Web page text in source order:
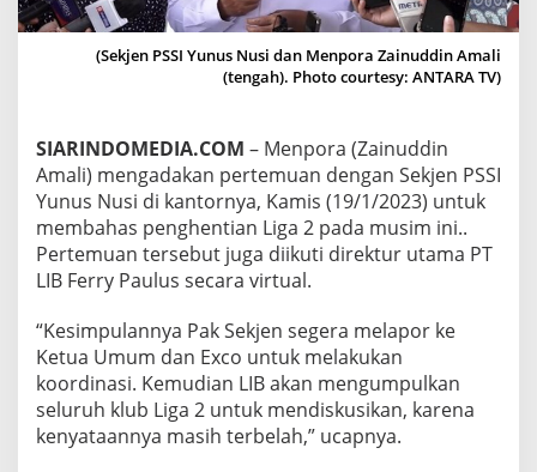
P
O
R
L
A
R
P
E
R
E
U
A
N
E
N
(Sekjen PSSI Yunus Nusi dan Menpora Zainuddin Amali
(tengah). Photo courtesy: ANTARA TV)
SIARINDOMEDIA.COM – Menpora (Zainuddin
Amali) mengadakan pertemuan dengan Sekjen PSSI
Yunus Nusi di kantornya, Kamis (19/1/2023) untuk
membahas penghentian Liga 2 pada musim ini..
Pertemuan tersebut juga diikuti direktur utama PT
LIB Ferry Paulus secara virtual.
“Kesimpulannya Pak Sekjen segera melapor ke
Ketua Umum dan Exco untuk melakukan
koordinasi. Kemudian LIB akan mengumpulkan
seluruh klub Liga 2 untuk mendiskusikan, karena
kenyataannya masih terbelah,” ucapnya.